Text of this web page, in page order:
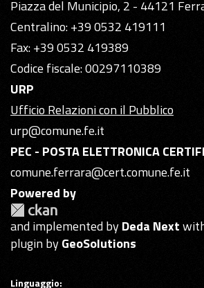
Piazza del Municipio, 2 - 44121
Centralino: +39 0532 419111
Fax: +39 0532 419389
Codice fiscale: 00297110389
URP
Ufficio Relazioni con il Pubblico
urp@comune.fe.it
PEC - POSTA ELETTRONICA
comune.ferrara@cert.comune.fe.it
Powered by
and implemented byDeda Next
plugin byGeoSolutions
Linguaggio